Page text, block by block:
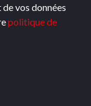
vos données
politique de